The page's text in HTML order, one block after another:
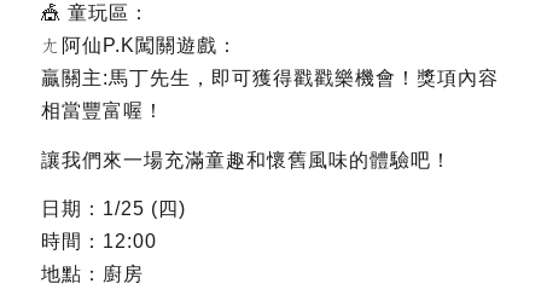
🎪 童玩區：
ㄤ阿仙P.K闖關遊戲：
贏關主:馬丁先生，即可獲得戳戳樂機會！獎項內容
相當豐富喔！
讓我們來一場充滿童趣和懷舊風味的體驗吧！
日期：1/25 (四)
時間：12:00
地點：廚房